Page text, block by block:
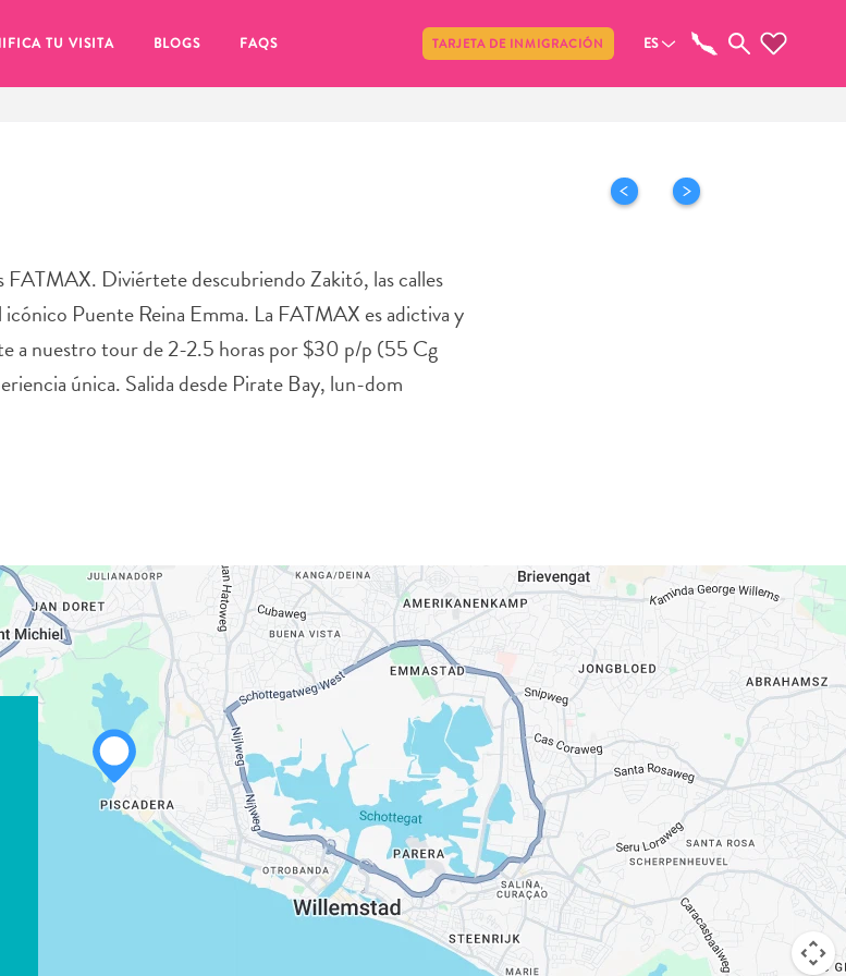
TU VISITA BLOGS FAQS TARJETA DE INMIGRACIÓN ES
FATMAX. Diviértete descubriendo Zakitó, las calles
Puente Reina Emma. La FATMAX es adictiva y
a nuestro tour de 2-2.5 horas por $30 p/p (55 Cg
única. Salida desde Pirate Bay, lun-dom
Compartir